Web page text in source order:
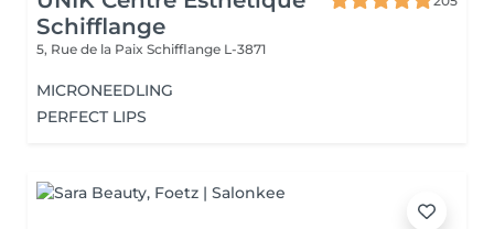
Schifflange
5, Rue de la Paix Schifflange L-3871
MICRONEEDLING
PERFECT LIPS